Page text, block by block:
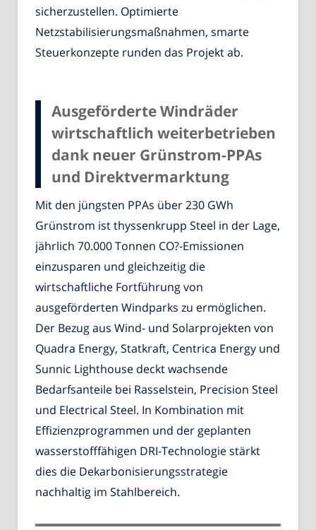
sicherzustellen. Optimierte
Netzstabilisierungsmaßnahmen, smarte
Steuerkonzepte runden das Projekt ab.
Ausgeförderte Windräder
wirtschaftlich weiterbetrieben
dank neuer Grünstrom-PPAs
und Direktvermarktung
Mit den jüngsten PPAs über 230 GWh
Grünstrom ist thyssenkrupp Steel in der Lage,
jährlich 70.000 Tonnen CO?-Emissionen
einzusparen und gleichzeitig die
wirtschaftliche Fortführung von
ausgeförderten Windparks zu ermöglichen.
Der Bezug aus Wind- und Solarprojekten von
Quadra Energy, Statkraft, Centrica Energy und
Sunnic Lighthouse deckt wachsende
Bedarfsanteile bei Rasselstein, Precision Steel
und Electrical Steel. In Kombination mit
Effizienzprogrammen und der geplanten
wasserstofffähigen DRI-Technologie stärkt
dies die Dekarbonisierungsstrategie
nachhaltig im Stahlbereich.